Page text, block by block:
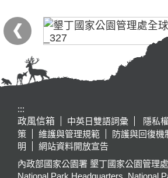
:::
政風信箱
中英日雙語詞彙 隱私
策
維護與管理規範 防護與回復機
明
網站資料開放宣告
內政部國家公園署 墾丁國家公園管理
National Park Headquarters, National